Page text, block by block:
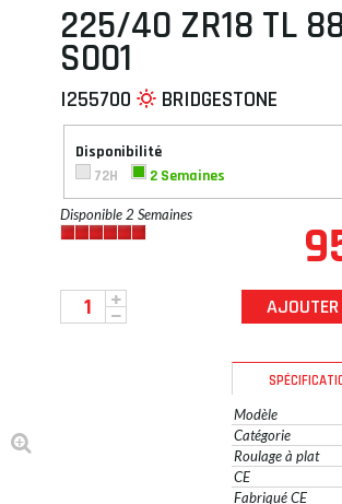
225/40 ZR18 TL
S001
I255700 BRIDGESTONE
Disponibilité
72H
2 Semaines
Disponible 2 Semaines
Modèle
Catégorie
Roulage à plat
CE
Fabriqué CE